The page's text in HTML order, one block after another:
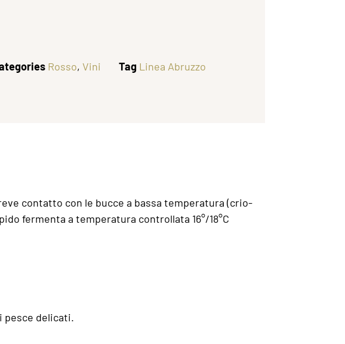
Rosso, Vini Tag Linea Abruzzo
contatto con le bucce a bassa temperatura (crio-
fermenta a temperatura controllata 16°/18°C
pesce delicati.